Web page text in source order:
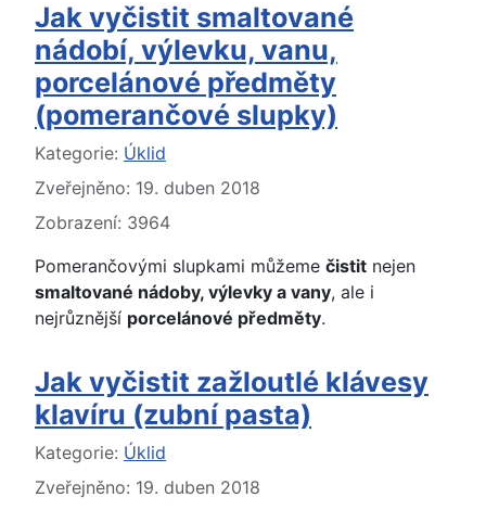
Jak vyčistit smaltované
nádobí, výlevku, vanu,
porcelánové předměty
(pomerančové slupky)
Základní údaje
Kategorie: Úklid
Zveřejněno: 19. duben 2018
Zobrazení: 3964
Pomerančovými slupkami můžeme čistit nejen
smaltované nádoby, výlevky a vany, ale i
nejrůznější porcelánové předměty.
Jak vyčistit zažloutlé klávesy
klavíru (zubní pasta)
Základní údaje
Kategorie: Úklid
Zveřejněno: 19. duben 2018